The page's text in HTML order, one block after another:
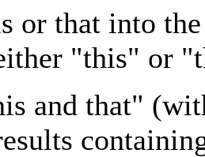
or that into
"this" or
and that"